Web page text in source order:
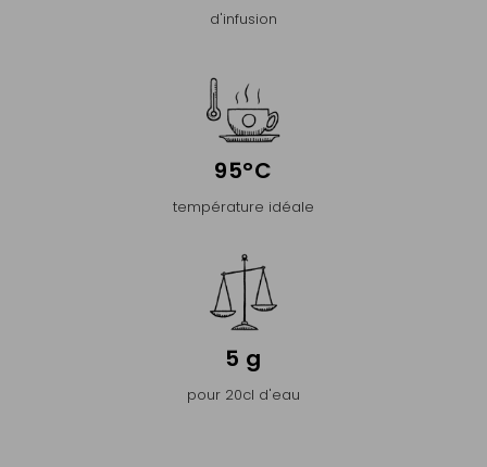
d'infusion
95°C
température idéale
5 g
pour 20cl d'eau